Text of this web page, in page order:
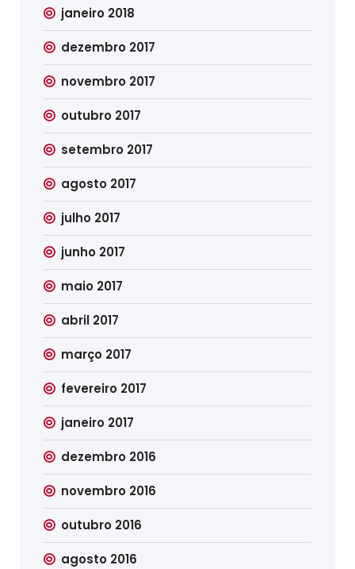
janeiro 2018
dezembro 2017
novembro 2017
outubro 2017
setembro 2017
agosto 2017
julho 2017
junho 2017
maio 2017
abril 2017
março 2017
fevereiro 2017
janeiro 2017
dezembro 2016
novembro 2016
outubro 2016
agosto 2016